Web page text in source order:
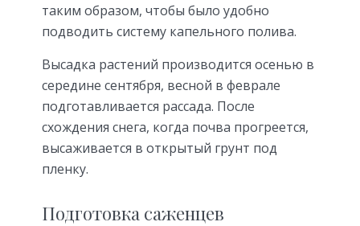
таким образом, чтобы было удобно
подводить систему капельного полива.
Высадка растений производится осенью в
середине сентября, весной в феврале
подготавливается рассада. После
схождения снега, когда почва прогреется,
высаживается в открытый грунт под
пленку.
Подготовка саженцев